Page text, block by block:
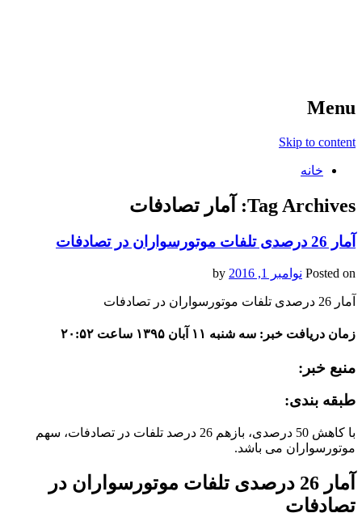
Menu
Skip to content
خانه
Tag Archives: آمار تصادفات
آمار 26 درصدی تلفات موتورسواران در تصادفات
Posted on نوامبر 1, 2016
آمار 26 درصدی تلفات موتورسواران در تصادفات
زمان دریافت خبر: سه شنبه ۱۱ آبان ۱۳۹۵ ساعت ۲۰:۵۲
منبع خبر:
طبقه بندی:
با کاهش 50 درصدی، بازهم 26 درصد تلفات در تصادفات، سهم
موتورسواران می باشد.
آمار 26 درصدی تلفات موتورسواران در
تصادفات